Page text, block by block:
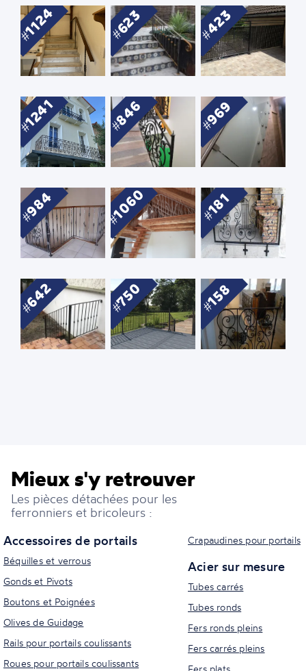
1124 623 423
1241 846 969
984 1060 181
642 750 158
Mieux s'y retrouver
Les pièces détachées pour les
ferronniers et bricoleurs :
Accessoires de portails
Béquilles et verrous
Gonds et Pivots
Boutons et Poignées
Olives de Guidage
Rails pour portails coulissants
Roues pour portails coulissants
Crapaudines pour portails
Acier sur mesure
Tubes carrés
Tubes ronds
Fers ronds pleins
Fers carrés pleins
Fers plats